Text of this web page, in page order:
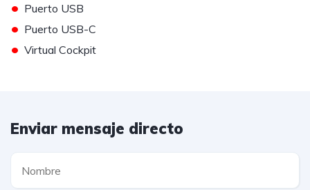
• Puerto USB
• Puerto USB-C
• Virtual Cockpit
Enviar mensaje directo